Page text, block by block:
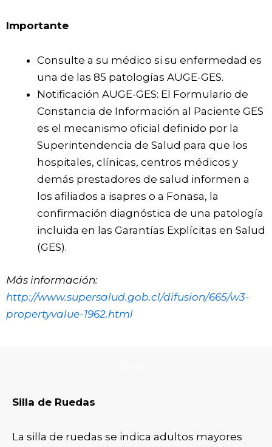
Importante
Consulte a su médico si su enfermedad es
una de las 85 patologías AUGE-GES.
Notificación AUGE-GES: El Formulario de
Constancia de Información al Paciente GES
es el mecanismo oficial definido por la
Superintendencia de Salud para que los
hospitales, clínicas, centros médicos y
demás prestadores de salud informen a
los afiliados a isapres o a Fonasa, la
confirmación diagnóstica de una patología
incluida en las Garantías Explícitas en Salud
(GES).
Más información:
http://www.supersalud.gob.cl/difusion/665/w3-
propertyvalue-1962.html
Silla de Ruedas
La silla de ruedas se indica adultos mayores